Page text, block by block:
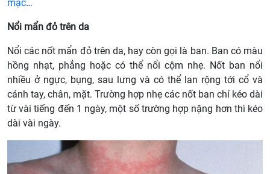
mạc…
Nổi mẩn đỏ trên da
Nổi các nốt mẩn đỏ trên da, hay còn gọi là ban. Ban có màu
hồng nhạt, phẳng hoặc có thể nổi cộm nhẹ. Nốt ban nổi
nhiều ở ngực, bụng, sau lưng và có thể lan rộng tới cổ và
cánh tay, chân, mặt. Trường hợp nhẹ các nốt ban chỉ kéo dài
từ vài tiếng đến 1 ngày, một số trường hợp nặng hơn thì kéo
dài vài ngày.